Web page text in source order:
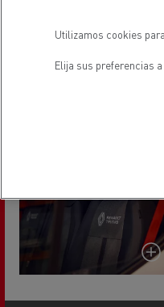
Utilizamos cookies
Elija sus preferencias